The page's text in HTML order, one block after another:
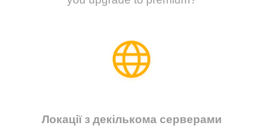
Локації з декількома серверами